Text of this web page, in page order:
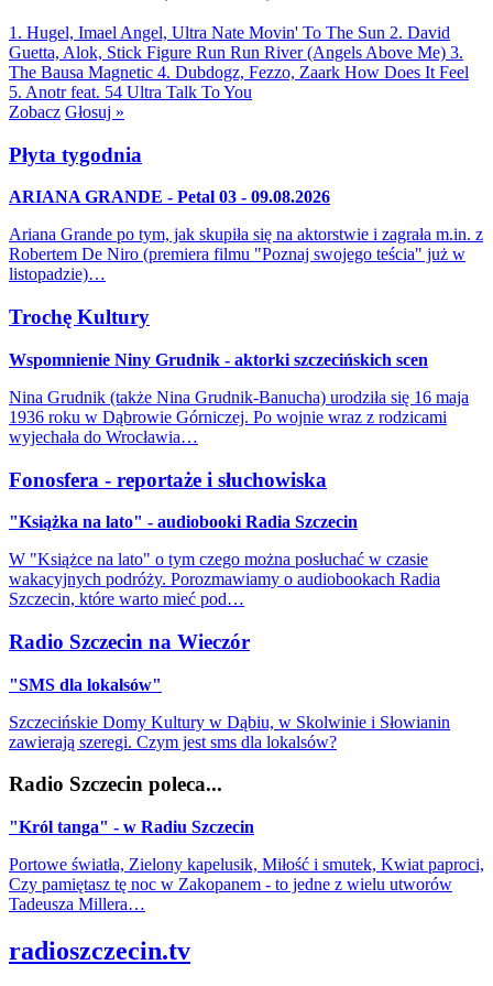
1. Hugel, Imael Angel, Ultra Nate Movin' To The Sun 2. David
Guetta, Alok, Stick Figure Run Run River (Angels Above Me) 3.
The Bausa Magnetic 4. Dubdogz, Fezzo, Zaark How Does It Feel
5. Anotr feat. 54 Ultra Talk To You
Zobacz Głosuj »
Płyta tygodnia
ARIANA GRANDE - Petal 03 - 09.08.2026
Ariana Grande po tym, jak skupiła się na aktorstwie i zagrała m.in. z
Robertem De Niro (premiera filmu "Poznaj swojego teścia" już w
listopadzie)…
Trochę Kultury
Wspomnienie Niny Grudnik - aktorki szczecińskich scen
Nina Grudnik (także Nina Grudnik-Banucha) urodziła się 16 maja
1936 roku w Dąbrowie Górniczej. Po wojnie wraz z rodzicami
wyjechała do Wrocławia…
Fonosfera - reportaże i słuchowiska
"Książka na lato" - audiobooki Radia Szczecin
W "Książce na lato" o tym czego można posłuchać w czasie
wakacyjnych podróży. Porozmawiamy o audiobookach Radia
Szczecin, które warto mieć pod…
Radio Szczecin na Wieczór
"SMS dla lokalsów"
Szczecińskie Domy Kultury w Dąbiu, w Skolwinie i Słowianin
zawierają szeregi. Czym jest sms dla lokalsów?
Radio Szczecin poleca...
"Król tanga" - w Radiu Szczecin
Portowe światła, Zielony kapelusik, Miłość i smutek, Kwiat paproci,
Czy pamiętasz tę noc w Zakopanem - to jedne z wielu utworów
Tadeusza Millera…
radioszczecin.tv